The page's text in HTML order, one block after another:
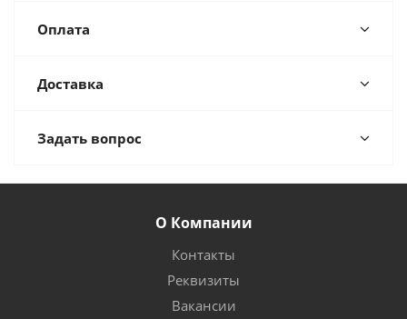
Оплата
Доставка
Задать вопрос
О Компании
Контакты
Реквизиты
Вакансии